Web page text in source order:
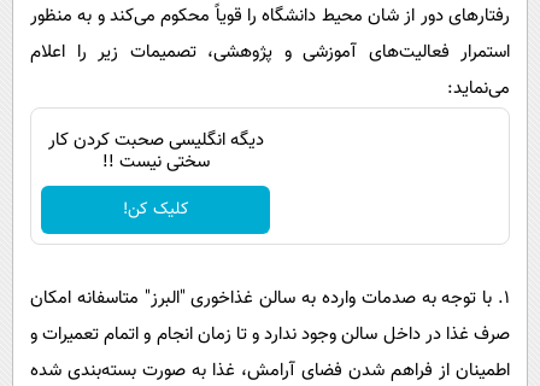
سیاست خارجی
رفتارهای دور از شان محیط دانشگاه را قویاً محکوم می‌کند و به منظور
استمرار فعالیت‌های آموزشی و پژوهشی، تصمیمات زیر را اعلام
می‌نماید:
دیگه انگلیسی صحبت کردن کار
سختی نیست !!
کلیک کن!
۱. با توجه به صدمات وارده به سالن غذاخوری "البرز" متاسفانه امکان
صرف غذا در داخل سالن وجود ندارد و تا زمان انجام و اتمام تعمیرات و
اطمینان از فراهم شدن فضای آرامش، غذا به صورت بسته‌بندی شده